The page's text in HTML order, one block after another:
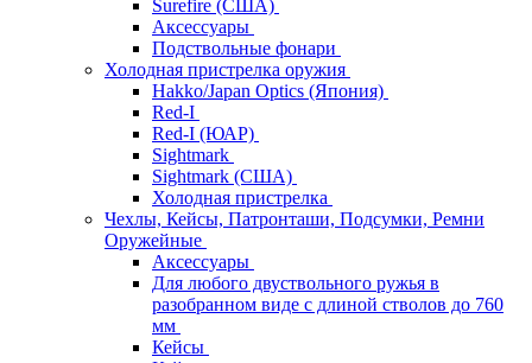
Surefire (США)
Аксессуары
Подствольные фонари
Холодная пристрелка оружия
Hakko/Japan Optics (Япония)
Red-I
Red-I (ЮАР)
Sightmark
Sightmark (США)
Холодная пристрелка
Чехлы, Кейсы, Патронташи, Подсумки, Ремни
Оружейные
Аксессуары
Для любого двуствольного ружья в
разобранном виде с длиной стволов до 760
мм
Кейсы